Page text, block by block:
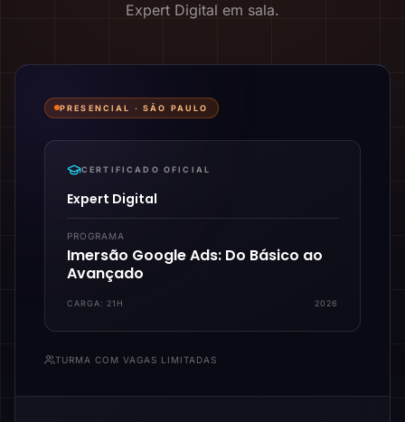
Expert Digital em sala.
PRESENCIAL ·SÃO PAULO
CERTIFICADO OFICIAL
Expert Digital
PROGRAMA
Imersão Google Ads: Do Básico ao
Avançado
CARGA: 21H 2026
TURMA COM VAGAS LIMITADAS